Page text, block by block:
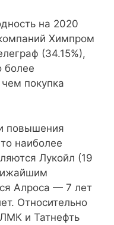
ASSB
TATN
TATN_p
CHMF
на 2020
Химпром
(34.15%),
более
покупка
повышения
наиболее
Лукойл (19
Алроса — 7 лет
Относительно
и Татнефть